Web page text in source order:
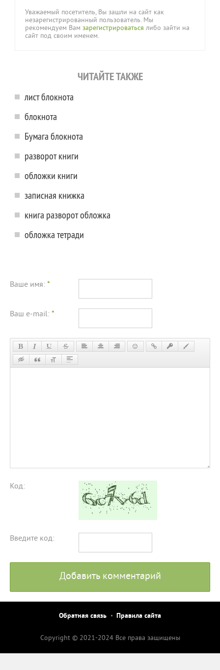
Уважаемый посетитель, Вы зашли на сайт как
незарегистрированный пользователь. Мы
рекомендуем Вам зарегистрироваться либо зайти на
сайт под своим именем.
ЧИТАЙТЕ ТАКЖЕ
лист блокнота
блокнота
Бумага блокнота
разворот книги
обложки книги
записная книжка
книга разворот обложка
обложка тетради
Ваше имя: *
Ваш e-mail: *
Код:
Введите код:
Добавить комментарий
Обратная связь Правила сайта
Copyright © 2021-2024 Все права защищены